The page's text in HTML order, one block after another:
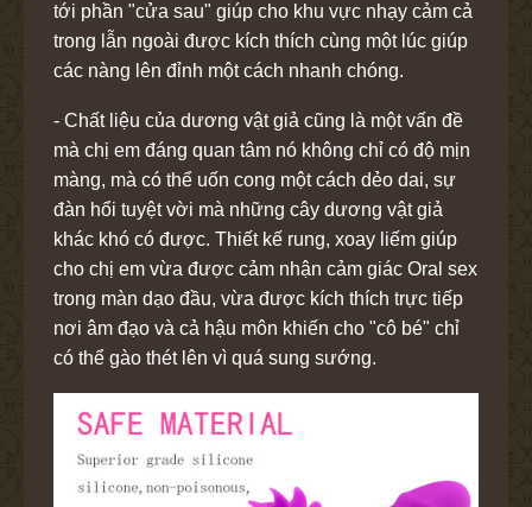
tới phần "cửa sau" giúp cho khu vực nhạy cảm cả
trong lẫn ngoài được kích thích cùng một lúc giúp
các nàng lên đỉnh một cách nhanh chóng.
- Chất liệu của dương vật giả cũng là một vấn đề
mà chị em đáng quan tâm nó không chỉ có độ mịn
màng, mà có thể uốn cong một cách dẻo dai, sự
đàn hổi tuyệt vời mà những cây dương vật giả
khác khó có được. Thiết kế rung, xoay liếm giúp
cho chị em vừa được cảm nhận cảm giác Oral sex
trong màn dạo đầu, vừa được kích thích trực tiếp
nơi âm đạo và cả hậu môn khiến cho "cô bé" chỉ
có thể gào thét lên vì quá sung sướng.